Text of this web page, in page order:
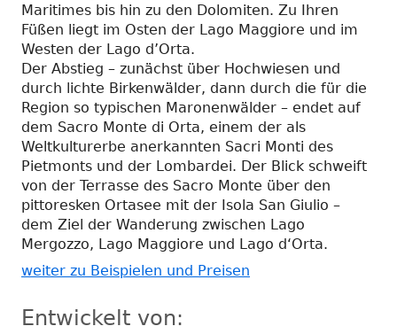
Maritimes bis hin zu den Dolomiten. Zu Ihren
Füßen liegt im Osten der Lago Maggiore und im
Westen der Lago d’Orta.
Der Abstieg – zunächst über Hochwiesen und
durch lichte Birkenwälder, dann durch die für die
Region so typischen Maronenwälder – endet auf
dem Sacro Monte di Orta, einem der als
Weltkulturerbe anerkannten Sacri Monti des
Pietmonts und der Lombardei. Der Blick schweift
von der Terrasse des Sacro Monte über den
pittoresken Ortasee mit der Isola San Giulio –
dem Ziel der Wanderung zwischen Lago
Mergozzo, Lago Maggiore und Lago d‘Orta.
weiter zu Beispielen und Preisen
Entwickelt von: